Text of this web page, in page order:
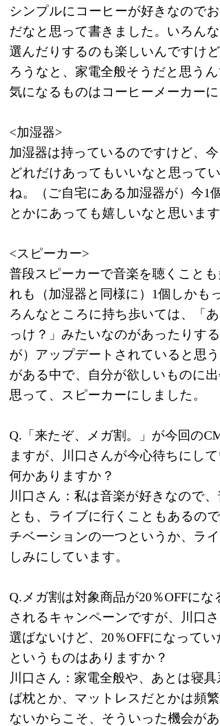
シンプルにコーヒーが好きなので
だなと思って書きました。いろん
選んだりするのも楽しいんですけ
ろうなと、家電全般そうだと思う
気になるものはコーヒーメーカー
<加湿器>
加湿器は持っているのですけど、
どれだけあってもいいなと思って
ね。（ご自宅にある加湿器が）今1
とかにあっても嬉しいなと思いま
<スピーカー>
普段スピーカーで音楽を聴くこと
れも（加湿器と同様に）1個しかも
ろんなところに持ち歩いては、「
っけ？」みたいなのがあったりす
が）アップデートされていると思
がある中で、自分が欲しいものに
思って、スピーカーにしました。
Q.「来たぞ、メガ割。」が今回の
ますが、川口さんが今心待ちにし
何かありますか？
川口さん：私は音楽が好きなので
とも、ライブに行くこともあるの
チベーションの一つというか、ラ
しみにしています。
Q.メガ割は対象商品が20％OFFに
されるキャンペーンですが、川口
選ばないけど、20％OFFになって
というものはありますか？
川口さん：家電全般や、あとは寝
ば枕とか、マットレスだとかは頻
ないからこそ、そういった機会が